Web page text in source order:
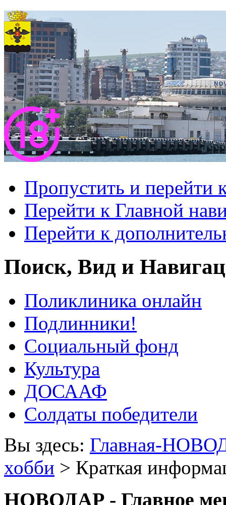
Пропустить и перейти
Перейти к Главной
Перейти к
Поиск, Вид и
Поликлиника онлайн
Подлинники!
Социальный фонд
Культура
ДОСААФ
Солдаты победители
Вы здесь: Главная-
хобби > Краткая
НОВОДАР - Главное